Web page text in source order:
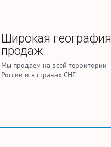
Широкая география
продаж
Мы продаем на всей территории
России и в странах СНГ